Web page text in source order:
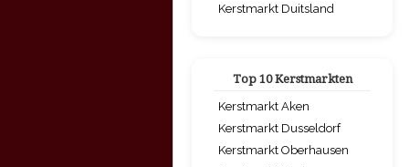
Kerstmarkt Duitsland
Top 10 Kerstmarkten
Kerstmarkt Aken
Kerstmarkt Dusseldorf
Kerstmarkt Oberhausen